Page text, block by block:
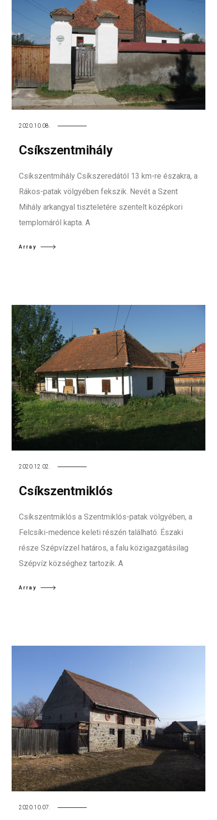
2020.10.08.
Csíkszentmihály
Csíkszentmihály Csíkszeredától 13 km-re északra, a
Rákos-patak völgyében fekszik. Nevét a Szent
Mihály arkangyal tiszteletére szentelt középkori
templomáról kapta. A
Array
2020.12.02.
Csíkszentmiklós
Csíkszentmiklós a Szentmiklós-patak völgyében, a
Felcsíki-medence keleti részén található. Északi
része Szépvízzel határos, a falu közigazgatásilag
Szépvíz községhez tartozik. A
Array
2020.10.07.